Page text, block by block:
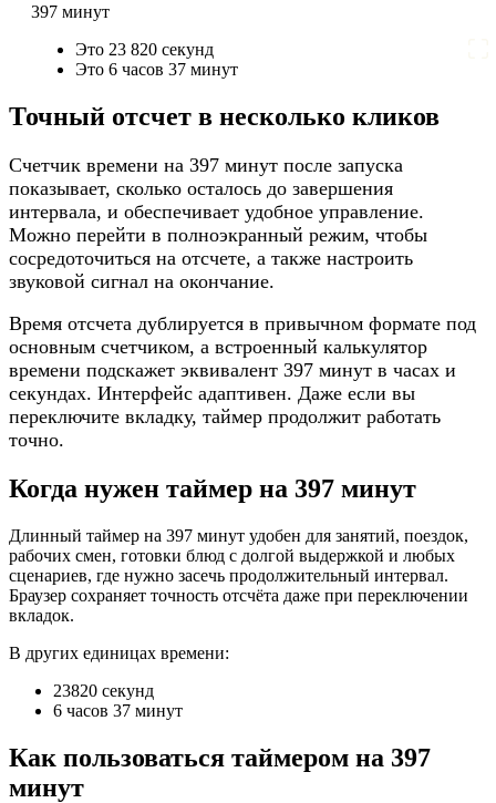
397 минут
Это 23 820 секунд
Это 6 часов 37 минут
Точный отсчет в несколько кликов
Счетчик времени на 397 минут после запуска
показывает, сколько осталось до завершения
интервала, и обеспечивает удобное управление.
Можно перейти в полноэкранный режим, чтобы
сосредоточиться на отсчете, а также настроить
звуковой сигнал на окончание.
Время отсчета дублируется в привычном формате под
основным счетчиком, а встроенный калькулятор
времени подскажет эквивалент 397 минут в часах и
секундах. Интерфейс адаптивен. Даже если вы
переключите вкладку, таймер продолжит работать
точно.
Когда нужен таймер на 397 минут
Длинный таймер на 397 минут удобен для занятий, поездок,
рабочих смен, готовки блюд с долгой выдержкой и любых
сценариев, где нужно засечь продолжительный интервал.
Браузер сохраняет точность отсчёта даже при переключении
вкладок.
В других единицах времени:
23820 секунд
6 часов 37 минут
Как пользоваться таймером на 397
минут